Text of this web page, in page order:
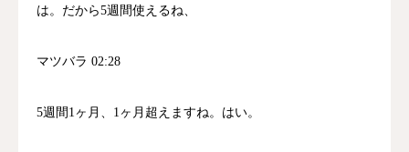
は。だから5週間使えるね、
マツバラ 02:28
5週間1ヶ月、1ヶ月超えますね。はい。